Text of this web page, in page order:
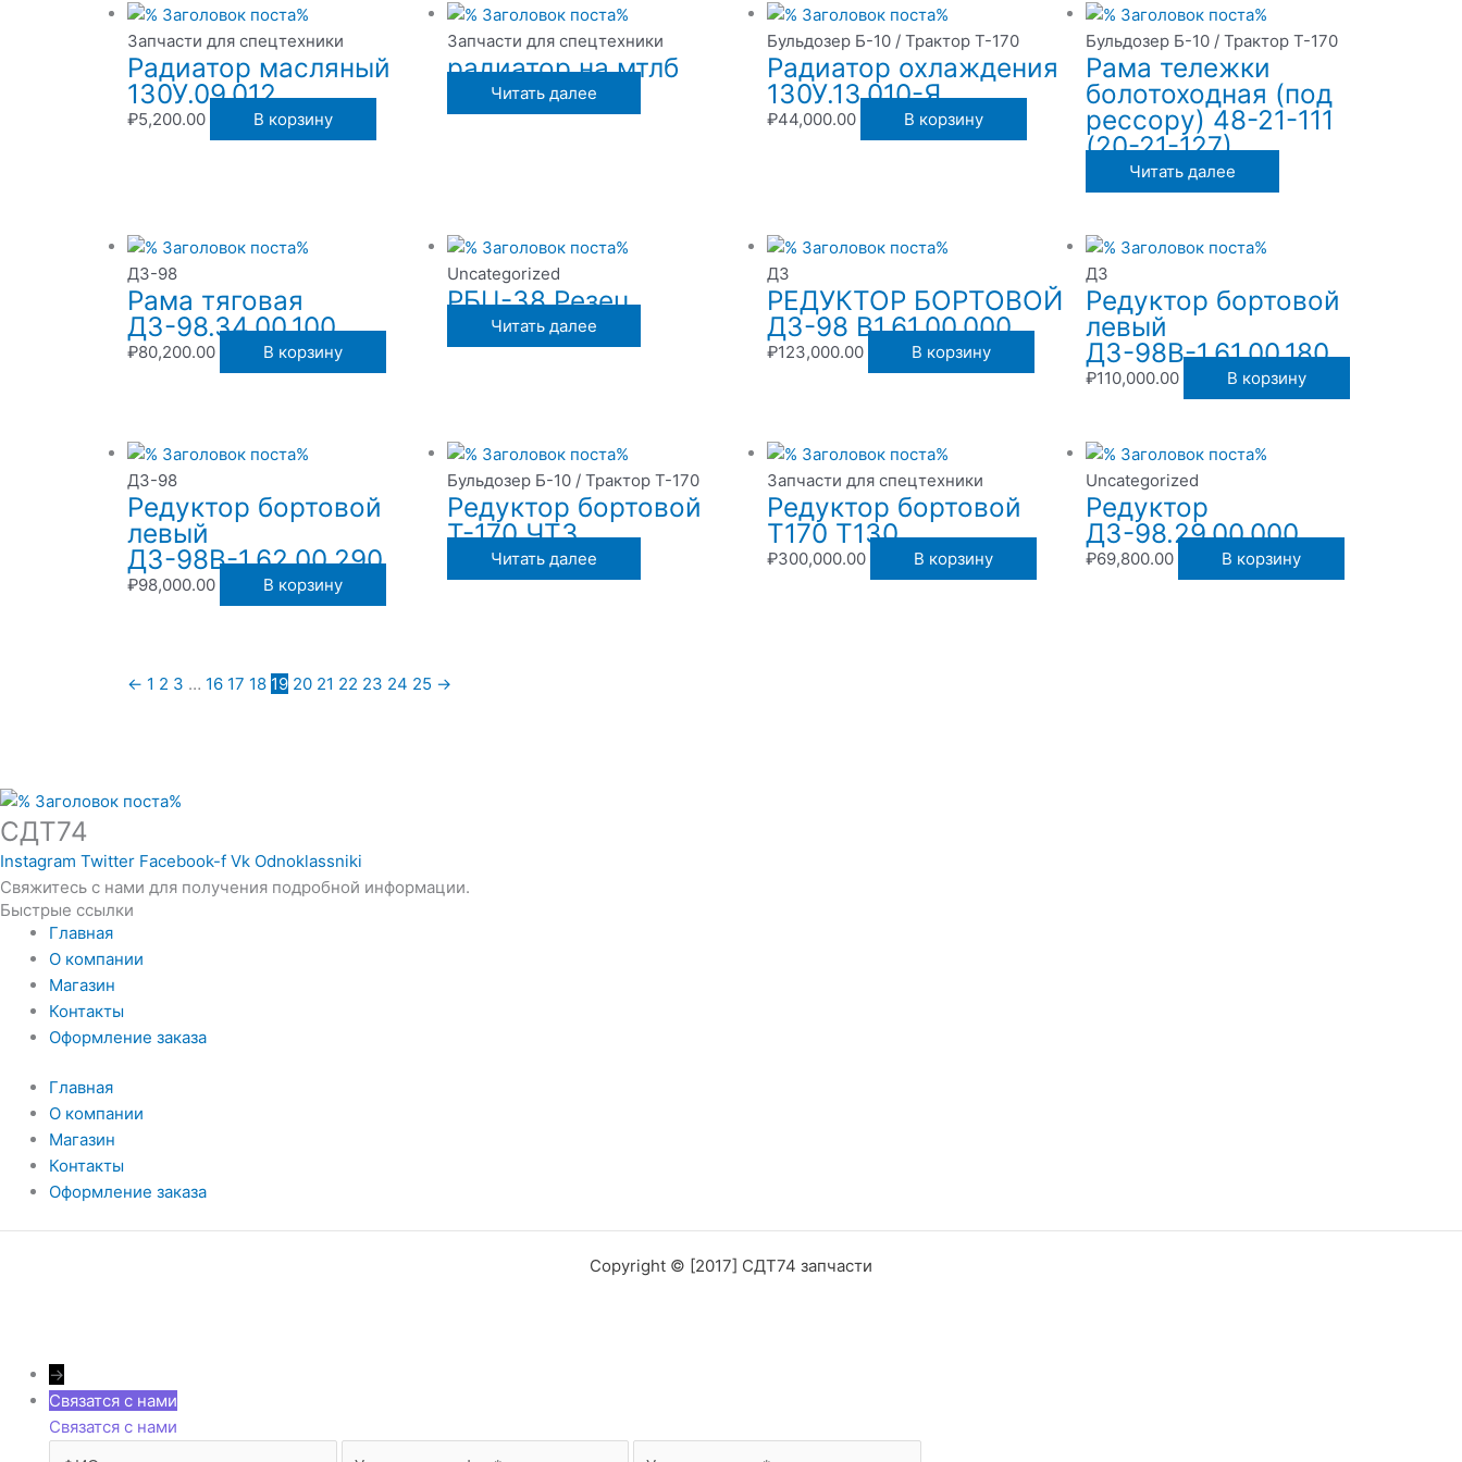
Запчасти для спецтехники
Радиатор масляный
130У.09.012
₽5,200.00 В корзину
Запчасти для спецтехники
радиатор на мтлб
Читать далее
Бульдозер Б-10 / Трактор Т-170
Радиатор охлаждения
130У.13.010-Я
₽44,000.00 В корзину
Бульдозер Б-10 / Трактор Т-170
Рама тележки
болотоходная (под
рессору) 48-21-111
(20-21-127)
Читать далее
ДЗ-98
Рама тяговая
ДЗ-98.34.00.100
₽80,200.00 В корзину
Uncategorized
РБЦ-38 Резец
Читать далее
ДЗ
РЕДУКТОР БОРТОВОЙ
ДЗ-98 В1.61.00.000
₽123,000.00 В корзину
ДЗ
Редуктор бортовой
левый
ДЗ-98В-1.61.00.180
₽110,000.00 В корзину
ДЗ-98
Редуктор бортовой
левый
ДЗ-98В-1.62.00.290
₽98,000.00 В корзину
Бульдозер Б-10 / Трактор Т-170
Редуктор бортовой
Т-170 ЧТЗ
Читать далее
Запчасти для спецтехники
Редуктор бортовой
Т170 Т130
₽300,000.00 В корзину
Uncategorized
Редуктор
ДЗ-98.29.00.000
₽69,800.00 В корзину
← 1 2 3 … 16 17 18 19 20 21 22 23 24 25 →
СДТ74
Instagram Twitter Facebook-f Vk Odnoklassniki
Свяжитесь с нами для получения подробной информации.
Быстрые ссылки
Главная
О компании
Магазин
Контакты
Оформление заказа
Главная
О компании
Магазин
Контакты
Оформление заказа
Copyright © [2017] СДТ74 запчасти
→
Связатся с нами
Связатся с нами